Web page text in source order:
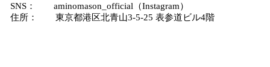
SNS： aminomason_official（Instagram）
住所： 東京都港区北青山3-5-25 表参道ビル4階